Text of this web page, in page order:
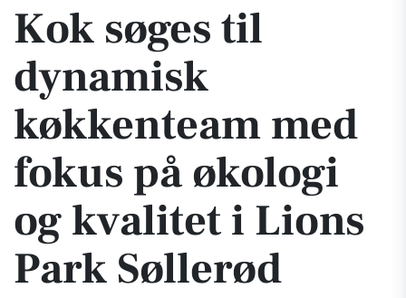
Kok søges til
dynamisk
køkkenteam med
fokus på økologi
og kvalitet i Lions
Park Søllerød